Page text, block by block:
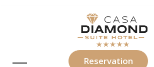
Reservation